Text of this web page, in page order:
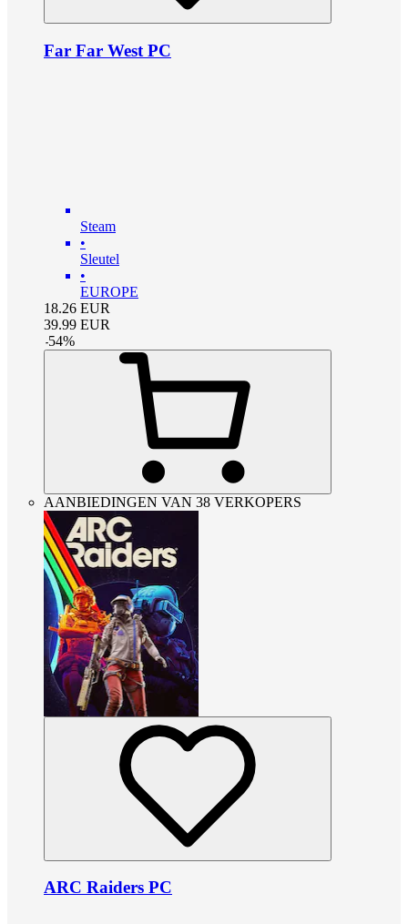
Far Far West PC
Steam
•
Sleutel
•
EUROPE
18.26 EUR
39.99 EUR
-54%
AANBIEDINGEN VAN 38 VERKOPERS
ARC Raiders PC